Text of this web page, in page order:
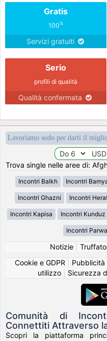
Gratis
100%
Servizi gratuiti
Serio
profili di qualità
Qualità confermata
Lavoriamo sodo per darti il
Trova single nelle aree di:
Incontri Balkh Incontri
Incontri Ghazni Incontri
Incontri Kapisa Incontri Kunduz
Incontri
Notizie|
Cookie e GDPR
Pubblicità
utilizzo| Sicurezza
Comunità di
Connettiti Attraverso
Scopri la piattaforma